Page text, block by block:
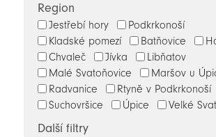
Region
Jestřebí hory
Podkrkonoší
Kladské pomezí
Batňovice
Chvaleč
Jívka
Libňatov
Malé Svatoňovice
Maršov u
Radvanice
Rtyně v Podkrkonoší
Suchovršice
Úpice Velké
Další filtry